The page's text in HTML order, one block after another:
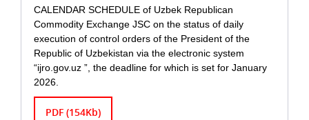
CALENDAR SCHEDULE of Uzbek Republican
Commodity Exchange JSC on the status of daily
execution of control orders of the President of the
Republic of Uzbekistan via the electronic system
“ijro.gov.uz ”, the deadline for which is set for January
2026.
PDF (154Kb)